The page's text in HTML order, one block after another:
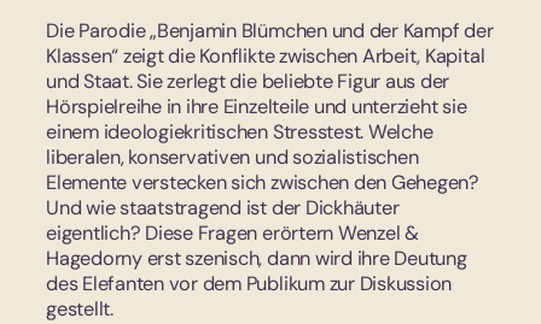
Die Parodie „Benjamin Blümchen und der Kampf der
Klassen“ zeigt die Konflikte zwischen Arbeit, Kapital
und Staat. Sie zerlegt die beliebte Figur aus der
Hörspielreihe in ihre Einzelteile und unterzieht sie
einem ideologiekritischen Stresstest. Welche
liberalen, konservativen und sozialistischen
Elemente verstecken sich zwischen den Gehegen?
Und wie staatstragend ist der Dickhäuter
eigentlich? Diese Fragen erörtern Wenzel &
Hagedorny erst szenisch, dann wird ihre Deutung
des Elefanten vor dem Publikum zur Diskussion
gestellt.